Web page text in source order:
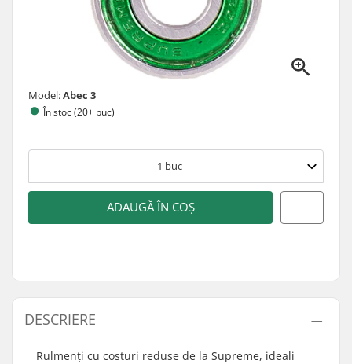
Model:Abec 3
În stoc (20+ buc)
1 buc
ADAUGĂ ÎN COȘ
DESCRIERE
Rulmenți cu costuri reduse de la Supreme, ideali